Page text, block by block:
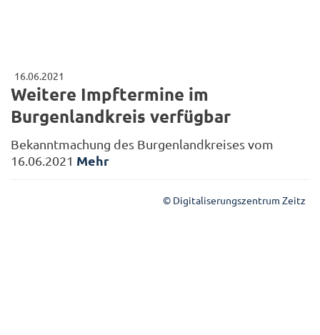
16.06.2021
Weitere Impftermine im
Burgenlandkreis verfügbar
Bekanntmachung des Burgenlandkreises vom
16.06.2021 Mehr
© Digitaliserungszentrum Zeitz